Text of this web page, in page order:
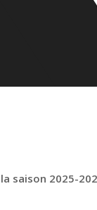
saison 2025-